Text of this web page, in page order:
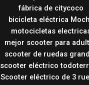
fábrica de citycoco
bicicleta eléctrica
motocicletas
mejor scooter para
scooter de ruedas
scooter eléctrico
Scooter eléctrico de 3